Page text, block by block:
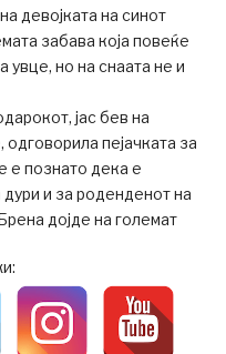
девојката на синот
забава која повеќе
но на снаата не и
јас бев на
пејачката за
е познато дека е
дури и за роденденот на
дојде на големат